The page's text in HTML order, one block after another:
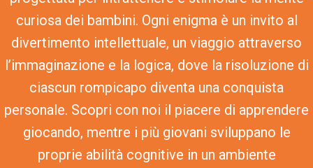
curiosa dei bambini. Ogni enigma è un invito al
divertimento intellettuale, un viaggio attraverso
l’immaginazione e la logica, dove la risoluzione di
ciascun rompicapo diventa una conquista
personale. Scopri con noi il piacere di apprendere
giocando, mentre i più giovani sviluppano le
proprie abilità cognitive in un ambiente